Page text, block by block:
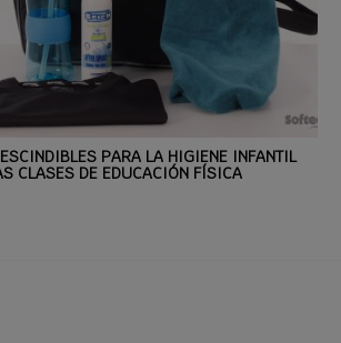
PARA LA HIGIENE INFANTIL
CLASES DE EDUCACIÓN FÍSICA